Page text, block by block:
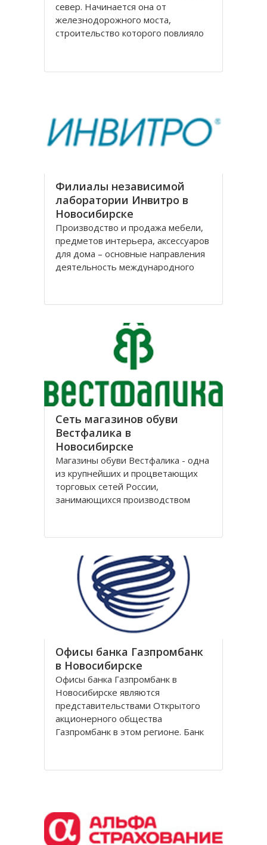
север. Начинается она от
железнодорожного моста,
строительство которого повлияло
августе 1920 года, тогда
Филиалы независимой
лаборатории Инвитро в
Новосибирске
Производство и продажа мебели,
предметов интерьера, аксессуаров
для дома – основные направления
деятельность международного
мебель присутствует уже десять
долгосрочные отношения с
большим количеством
Сеть магазинов обуви
Вестфалика в
Новосибирске
Магазины обуви Вестфалика - одна
из крупнейших и процветающих
торговых сетей России,
занимающихся производством
является одним из представителей
Головной офис федеральной
обувной сети Вестфалика в
Офисы банка Газпромбанк
в Новосибирске
Офисы банка Газпромбанк в
Новосибирске являются
представительствами Открытого
акционерного общества
Газпромбанк в этом регионе. Банк
промышленности. Он уже давно
время является